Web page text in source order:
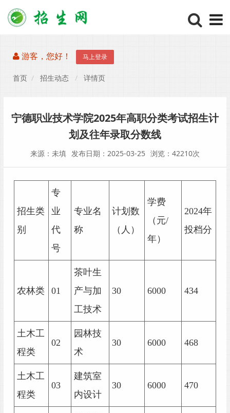
游客，您好！ 马上登录
首页 招生动态 详情页
宁德职业技术学院2025年高职分类考试招生计
划及往年录取分数线
来源：未填 发布日期：2025-03-25 浏览：42210次
招生类
别
专
业
代
号
专业名
称
计划数
（人）
学费
（元/
年）
2024年
投档分
农林类 01
茶叶生
产与加
工技术
30 6000 434
土木工
程类
02
园林技
术
30 6000 468
土木工
程类
03
建筑室
内设计
30 6000 470